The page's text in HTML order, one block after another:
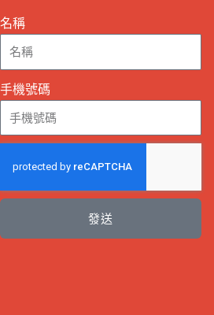
名稱
手機號碼
發送